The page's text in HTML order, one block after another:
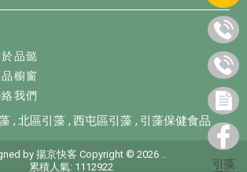
引藻
品懿
櫥窗
我們
北區引藻 西屯區引藻 引藻保健食品
by 揚京快客 Copyright © 2026
累積人氣: 1112922